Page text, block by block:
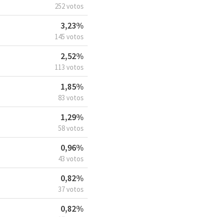
252 votos
3,23%
145 votos
2,52%
113 votos
1,85%
83 votos
1,29%
58 votos
0,96%
43 votos
0,82%
37 votos
0,82%